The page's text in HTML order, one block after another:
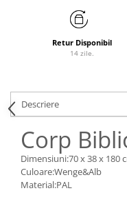
Retur Disponibil
14 zile.
Descriere
Corp
Dimensiuni:70 x 38 x 180
Culoare:Wenge&Alb
Material:PAL